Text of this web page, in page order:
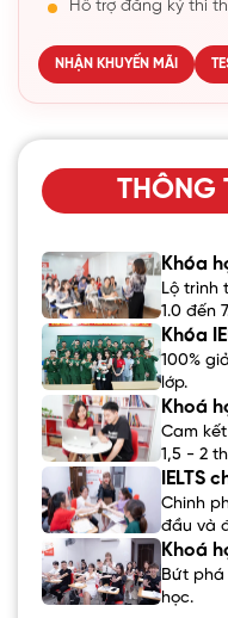
Hỗ trợ đăng ký thi
NHẬN KHUYẾN MÃI
THÔNG
Khóa
Lộ trình
1.0 đến
Khóa
100%
lớp.
Khoá
Cam
1,5 - 2
IELTS
Chinh
đầu và
Khoá
Bứt phá
học.